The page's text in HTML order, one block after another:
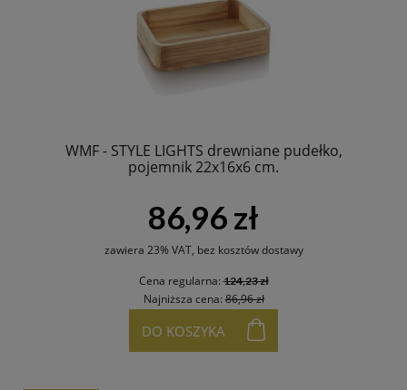
WMF - STYLE LIGHTS drewniane pudełko,
pojemnik 22x16x6 cm.
86,96 zł
zawiera 23% VAT, bez kosztów dostawy
Cena regularna:124,23 zł
Najniższa cena:86,96 zł
DO KOSZYKA